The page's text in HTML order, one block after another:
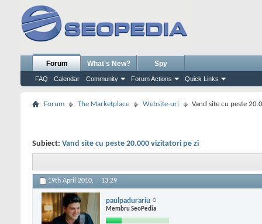
Forum
FAQ Calendar Community Forum Actions Quick Links
What's New? Spy
Forum The Marketplace Website-uri Vand site cu peste
Subiect: Vand site cu peste 20.000 vizitatori pe zi
19th April 2010, 13:29
paulpadurariu
Membru SeoPedia